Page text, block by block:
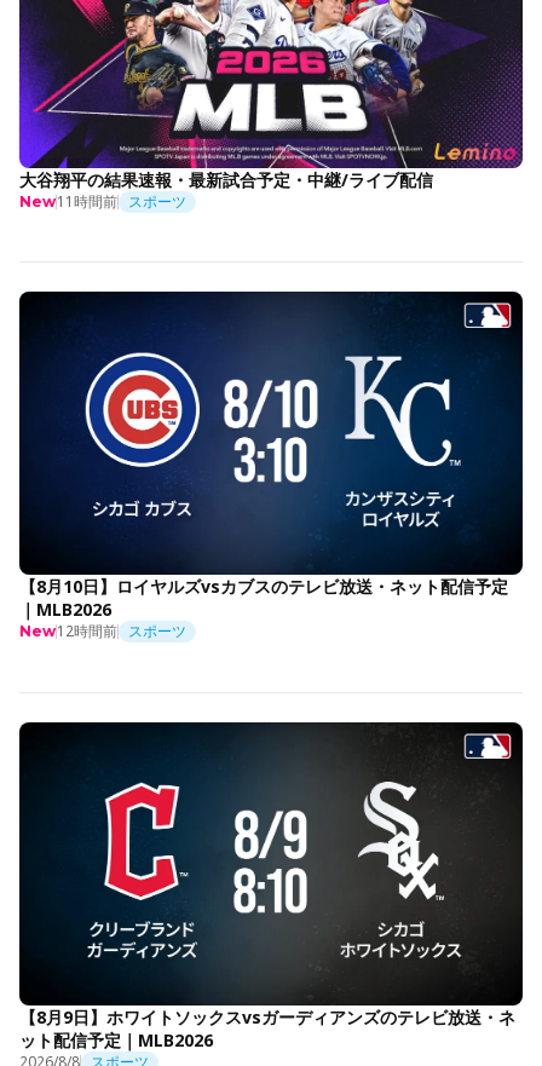
大谷翔平の結果速報・最新試合予定・中継/ライブ配信
New11時間前 スポーツ
【8月10日】ロイヤルズvsカブスのテレビ放送・ネット配信予定
｜MLB2026
New12時間前 スポーツ
【8月9日】ホワイトソックスvsガーディアンズのテレビ放送・ネ
ット配信予定｜MLB2026